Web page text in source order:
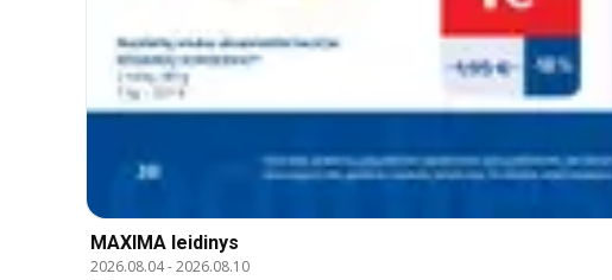
MAXIMA leidinys
2026.08.04-2026.08.10